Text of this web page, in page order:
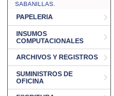
SABANILLAS.
PAPELERIA
INSUMOS
COMPUTACIONALES
ARCHIVOS Y REGISTROS
SUMINISTROS DE
OFICINA